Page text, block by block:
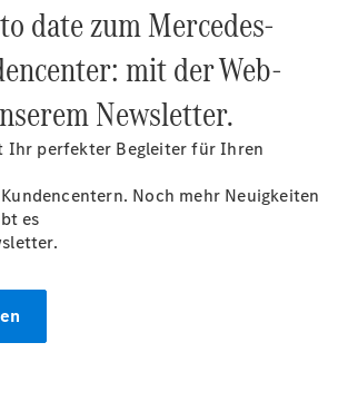
elektrisch
EQS SUV –
elektrisch
G-Klasse –
elektrisch
Mercedes-
Maybach
elektrisch
Der neue
GLB
GLB –
elektrisch
Der neue
date zum Mercedes-
mit der Web-
Newsletter.
Ihr perfekter Begleiter für Ihren
Noch mehr Neuigkeiten
es